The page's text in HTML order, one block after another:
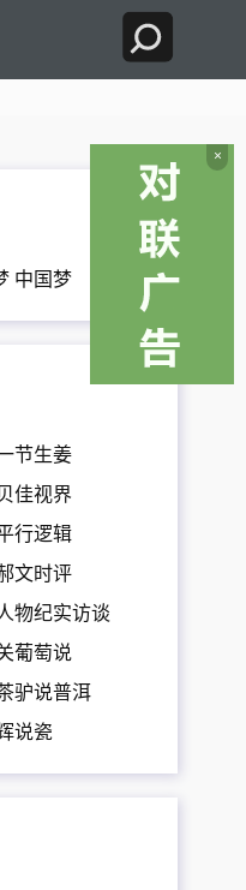
中国梦
节生姜
佳视界
行逻辑
文时评
物纪实访谈
葡萄说
驴说普洱
说瓷
×